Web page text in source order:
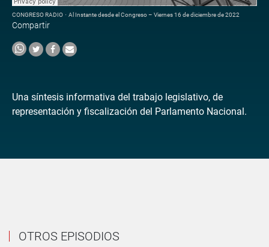
CONGRESO RADIO · Al Instante desde el Congreso – Viernes 16 de diciembre de 2022
Compartir
Una síntesis informativa del trabajo legislativo, de
representación y fiscalización del Parlamento Nacional.
OTROS EPISODIOS